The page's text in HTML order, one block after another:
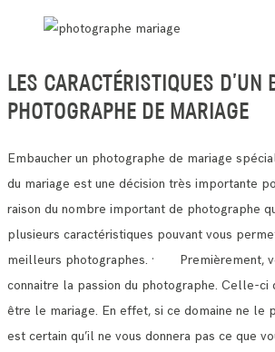
LES CARACTÉRISTIQUES D’UN
PHOTOGRAPHE DE MARIAGE
Embaucher un photographe de mariage
du mariage est une décision très importante
raison du nombre important de photographe
plusieurs caractéristiques pouvant vous
meilleurs photographes. · Premièrement,
connaitre la passion du photographe. Celle-ci
être le mariage. En effet, si ce domaine ne le
est certain qu’il ne vous donnera pas ce que